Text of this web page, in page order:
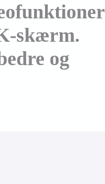
skærm.
og